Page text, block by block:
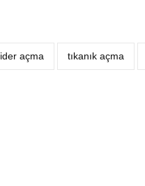
açma tıkanık açma